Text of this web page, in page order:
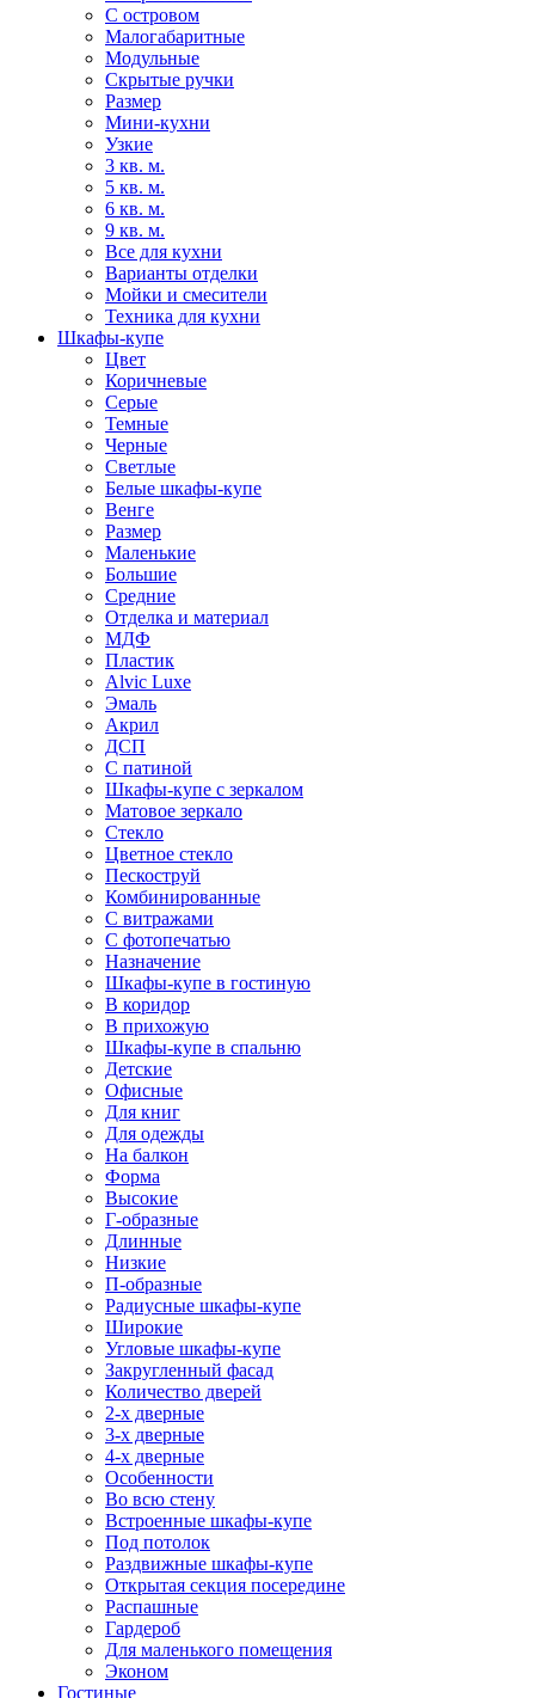
С островом
Малогабаритные
Модульные
Скрытые ручки
Размер
Мини-кухни
Узкие
3 кв. м.
5 кв. м.
6 кв. м.
9 кв. м.
Все для кухни
Варианты отделки
Мойки и смесители
Техника для кухни
Шкафы-купе
Цвет
Коричневые
Серые
Темные
Черные
Светлые
Белые шкафы-купе
Венге
Размер
Маленькие
Большие
Средние
Отделка и материал
МДФ
Пластик
Alvic Luxe
Эмаль
Акрил
ДСП
С патиной
Шкафы-купе с зеркалом
Матовое зеркало
Стекло
Цветное стекло
Пескоструй
Комбинированные
С витражами
С фотопечатью
Назначение
Шкафы-купе в гостиную
В коридор
В прихожую
Шкафы-купе в спальню
Детские
Офисные
Для книг
Для одежды
На балкон
Форма
Высокие
Г-образные
Длинные
Низкие
П-образные
Радиусные шкафы-купе
Широкие
Угловые шкафы-купе
Закругленный фасад
Количество дверей
2-х дверные
3-х дверные
4-х дверные
Особенности
Во всю стену
Встроенные шкафы-купе
Под потолок
Раздвижные шкафы-купе
Открытая секция посередине
Распашные
Гардероб
Для маленького помещения
Эконом
Гостиные